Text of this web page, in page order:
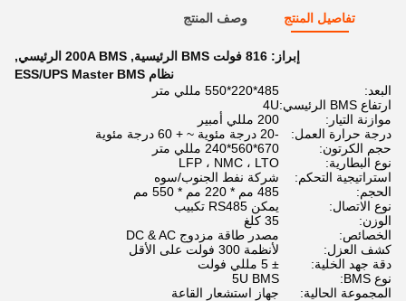
تفاصيل المنتج وصف المنتج
إبراز: 816 فولت BMS الرئيسية , 200A BMS الرئيسي
,
نظام ESS/UPS Master BMS
البعد:
485*220*550 مللي متر
ارتفاع BMS الرئيسي:
4U
موازنة التيار:
200 مللي أمبير
درجة حرارة العمل:
-20 درجة مئوية ~ + 60 درجة مئوية
حجم الكرتون:
670*560*240 مللي متر
نوع البطارية:
LFP ، NMC ، LTO
استراتيجية التحكم:
شركة نفط الجنوب/سوه
الحجم:
485 مم * 220 مم * 550 مم
نوع الاتصال:
يمكن RS485 تكبيب
الوزن:
35 كلغ
الخصائص:
مصدر طاقة مزدوج DC & AC
كشف العزل:
لأنظمة 300 فولت على الأقل
دقة جهد الخلية:
± 5 مللي فولت
نوع BMS:
5U BMS
المجموعة الحالية:
جهاز استشعار القاعة